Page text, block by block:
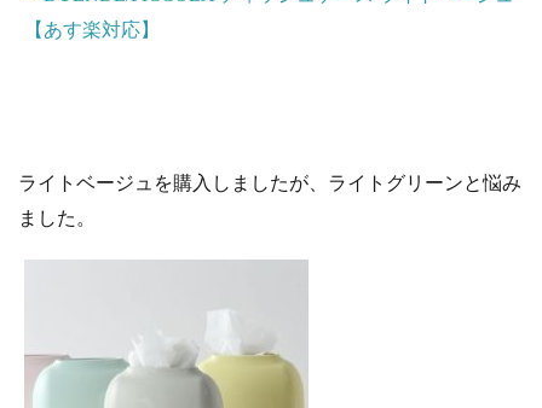
ライトベージュを購入しましたが、ライトグリーンと悩み
ました。